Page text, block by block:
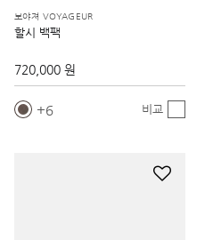
보야져 VOYAGEUR
할시 백팩
720,000 원
6 비교